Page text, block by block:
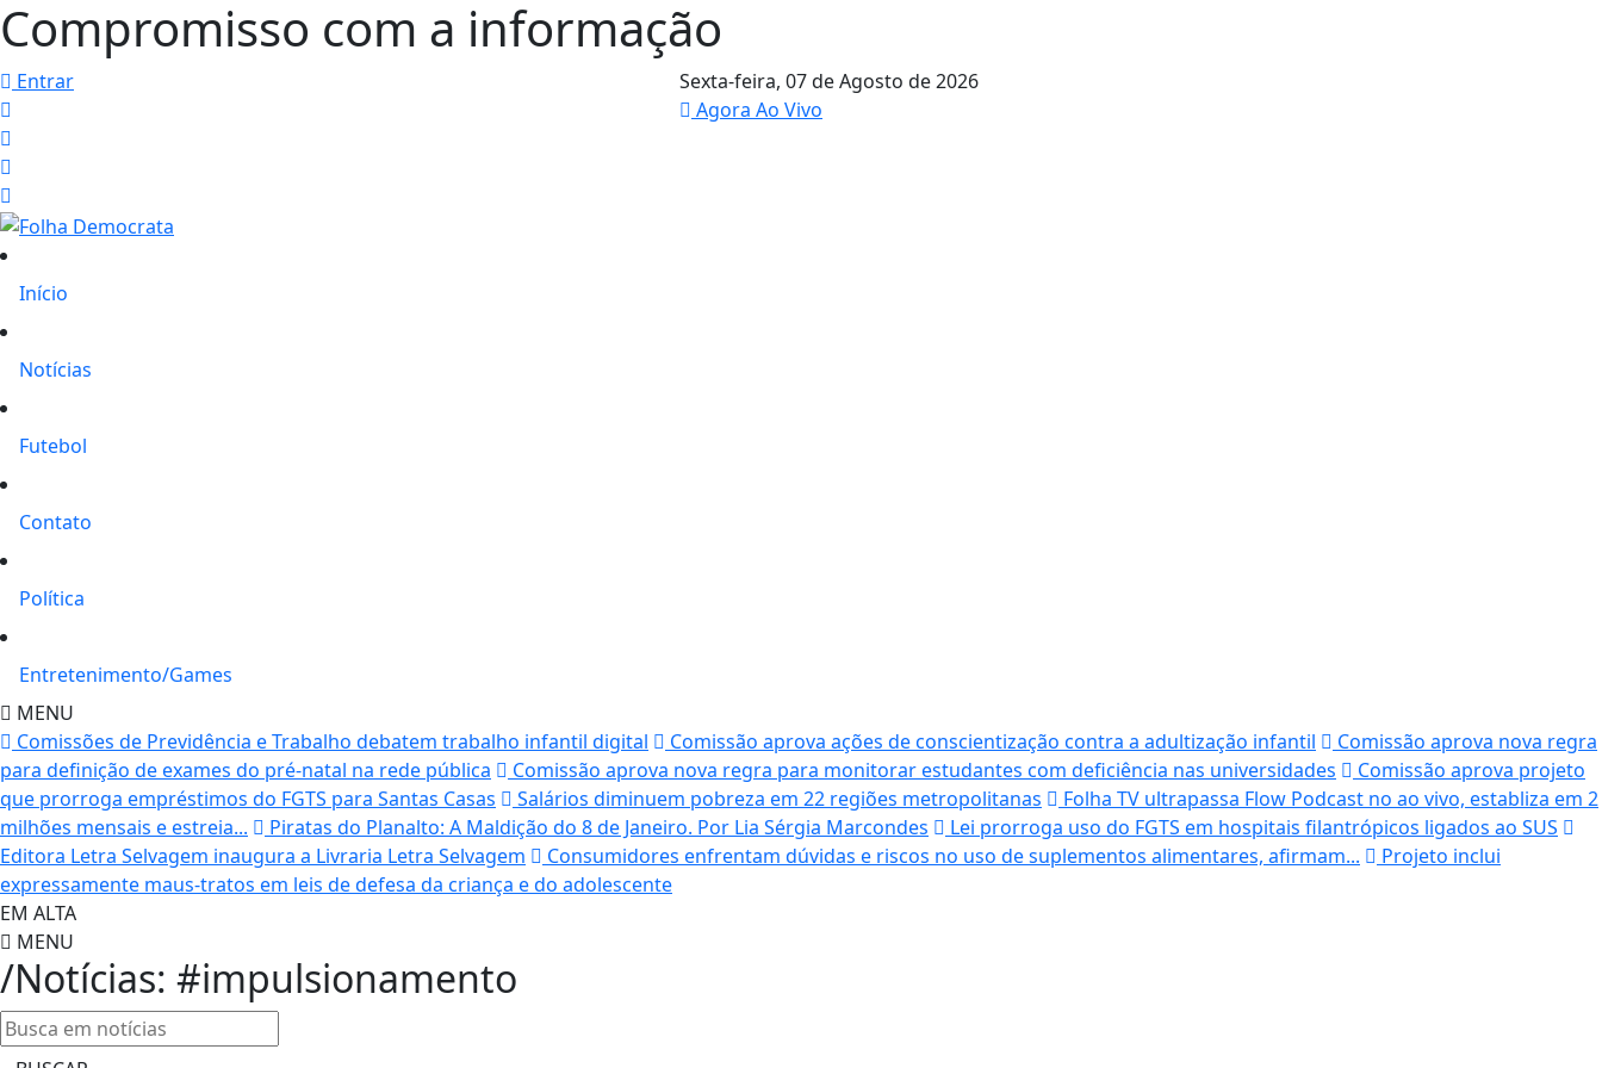
Compromisso com a informação
Entrar Sexta-feira, 07 de Agosto de 2026
Agora Ao Vivo
Início
Notícias
Futebol
Contato
Política
Entretenimento/Games
MENU
Comissões de Previdência e Trabalho debatem trabalho infantil digital
Comissão aprova ações de conscientização contra a adultização infantil
Comissão aprova nova regra
para definição de exames do pré-natal na rede pública
Comissão aprova nova regra para monitorar estudantes com deficiência nas universidades
Comissão aprova projeto
que prorroga empréstimos do FGTS para Santas Casas
Salários diminuem pobreza em 22 regiões metropolitanas
Folha TV ultrapassa Flow Podcast no ao vivo, establiza em 2
milhões mensais e estreia...
Piratas do Planalto: A Maldição do 8 de Janeiro. Por Lia Sérgia Marcondes
Lei prorroga uso do FGTS em hospitais filantrópicos ligados ao SUS
Editora Letra Selvagem inaugura a Livraria Letra Selvagem
Consumidores enfrentam dúvidas e riscos no uso de suplementos alimentares, afirmam...
Projeto inclui
expressamente maus-tratos em leis de defesa da criança e do adolescente
EM ALTA
MENU
/Notícias: #impulsionamento